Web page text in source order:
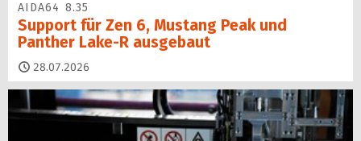
AIDA64 8.35
Support für Zen 6, Mustang Peak und
Panther Lake-R ausgebaut
28.07.2026